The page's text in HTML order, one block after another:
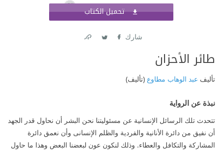
تحميل الكتاب
شارك
طائر الأحزان
تأليف عبد الوهاب مطاوع (تأليف)
نبذة عن الرواية
تتحدث تلك الرسائل الإنسانية عن مسئوليتنا نحن البشر أن نحاول قدر الجهد
أن نفيق من دائرة الأنانية والفردية والظلم الإنسانى وأن نعمق دائرة
المشاركة والتكافل والعطاء. وذلك لنكون عون لبعضنا البعض وهذا ما حاول